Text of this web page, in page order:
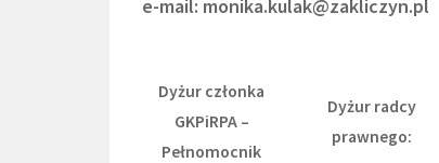
e-mail: monika.kulak@zakliczyn.pl
Dyżur członka
GKPiRPA –
Pełnomocnik
Dyżur radcy
prawnego: